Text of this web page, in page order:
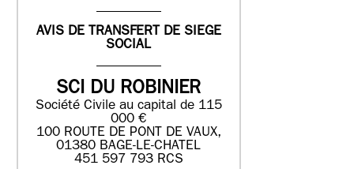
AVIS DE TRANSFERT DE SIEGE
SOCIAL
SCI DU ROBINIER
Société Civile au capital de 115
000 €
100 ROUTE DE PONT DE VAUX,
01380 BAGE-LE-CHATEL
451 597 793 RCS